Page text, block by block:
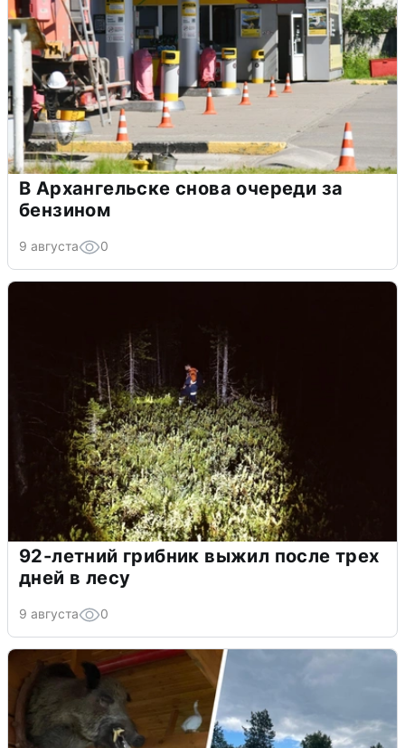
В Архангельске снова очереди за
бензином
9 августа 0
92-летний грибник выжил после трех
дней в лесу
9 августа 0